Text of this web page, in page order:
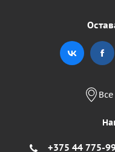
+375 44 775-